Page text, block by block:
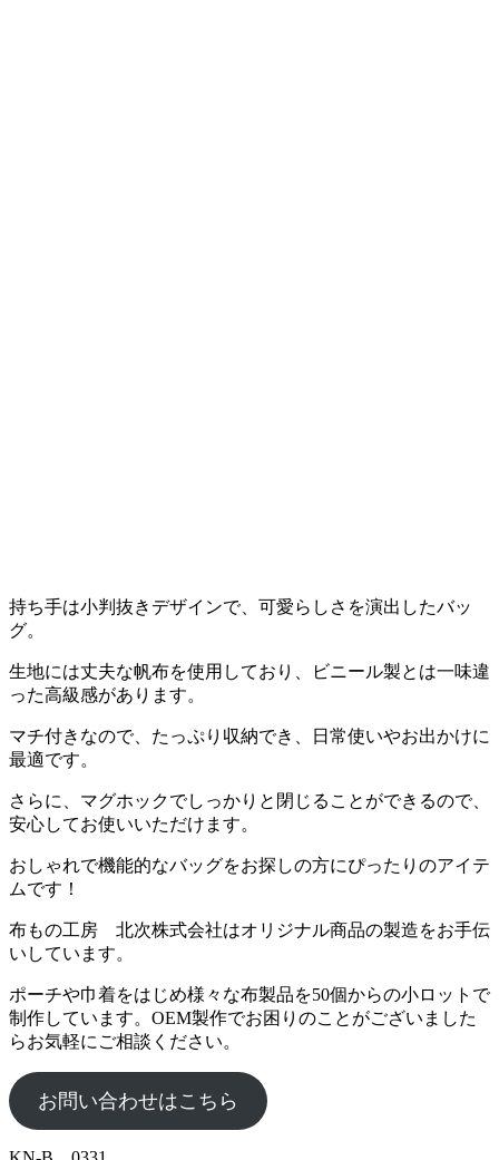
持ち手は小判抜きデザインで、可愛らしさを演出したバッ
グ。
生地には丈夫な帆布を使用しており、ビニール製とは一味違
った高級感があります。
マチ付きなので、たっぷり収納でき、日常使いやお出かけに
最適です。
さらに、マグホックでしっかりと閉じることができるので、
安心してお使いいただけます。
おしゃれで機能的なバッグをお探しの方にぴったりのアイテ
ムです！
布もの工房 北次株式会社はオリジナル商品の製造をお手伝
いしています。
ポーチや巾着をはじめ様々な布製品を50個からの小ロットで
制作しています。OEM製作でお困りのことがございました
らお気軽にご相談ください。
お問い合わせはこちら